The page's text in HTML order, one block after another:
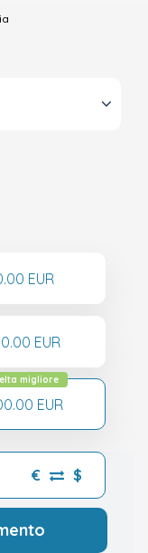
EUR
EUR
migliore
EUR
€ $